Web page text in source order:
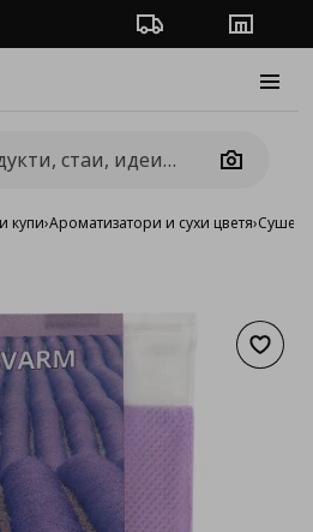
Проследяване на
Camera
купи›Ароматизатори и сухи цветя›